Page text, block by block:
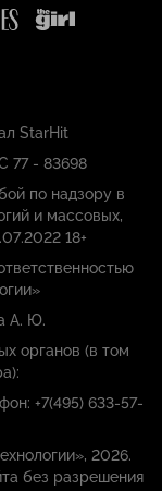
StarHit
77 - 83698
по надзору в
и массовых,
18+
А. Ю.
органов (в том
+7(495) 633-57-
2026.
без разрешения